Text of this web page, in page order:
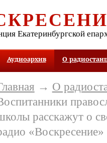
Екатеринбургской
Аудиоархив О
→ О
расскажут о
«Воскресение»